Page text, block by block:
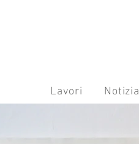
Lavori Notizia